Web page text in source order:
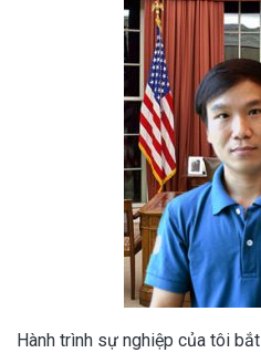
Hành trình sự nghiệp của tôi